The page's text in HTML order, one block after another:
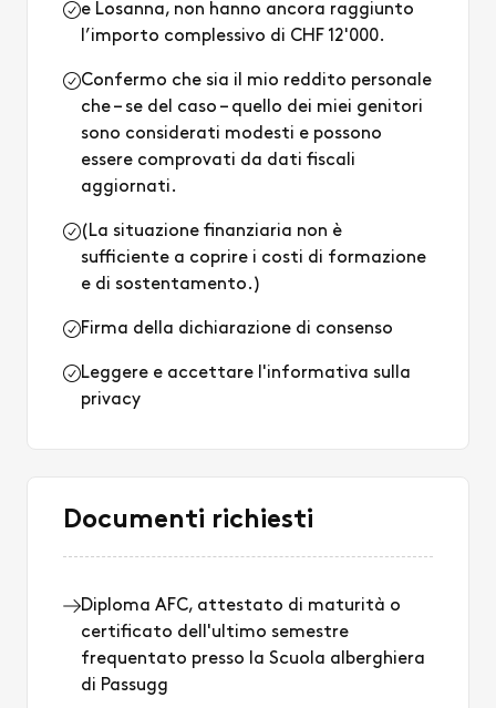
e Losanna, non hanno ancora raggiunto
l’importo complessivo di CHF 12'000.
Confermo che sia il mio reddito personale
che – se del caso – quello dei miei genitori
sono considerati modesti e possono
essere comprovati da dati fiscali
aggiornati.
(La situazione finanziaria non è
sufficiente a coprire i costi di formazione
e di sostentamento.)
Firma della dichiarazione di consenso
Leggere e accettare l'informativa sulla
privacy
Documenti richiesti
Diploma AFC, attestato di maturità o
certificato dell'ultimo semestre
frequentato presso la Scuola alberghiera
di Passugg